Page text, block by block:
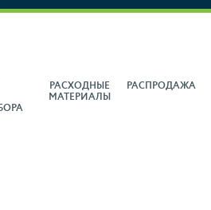
РАСХОДНЫЕ
МАТЕРИАЛЫ
РАСПРОДАЖА